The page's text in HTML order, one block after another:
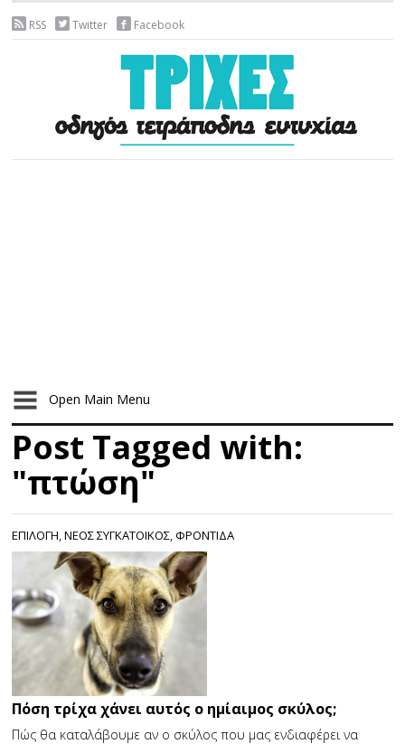
RSS Twitter Facebook
Open Main Menu
Post Tagged with:
"πτώση"
ΕΠΙΛΟΓΗ,ΝΕΟΣ ΣΥΓΚΑΤΟΙΚΟΣ,ΦΡΟΝΤΙΔΑ
Πόση τρίχα χάνει αυτός ο ημίαιμος σκύλος;
Πώς θα καταλάβουμε αν ο σκύλος που μας ενδιαφέρει να